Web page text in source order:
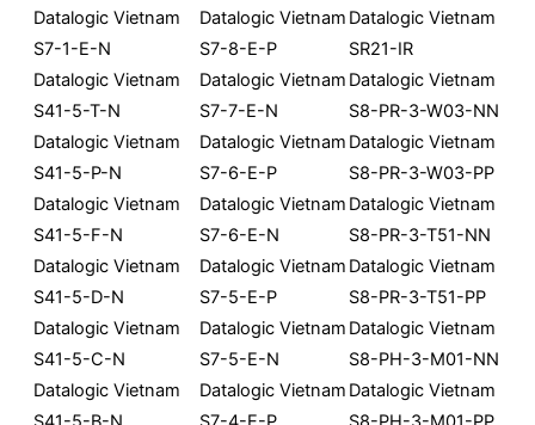
Datalogic Vietnam
S7-1-E-N
Datalogic Vietnam
S7-8-E-P
Datalogic Vietnam
SR21-IR
Datalogic Vietnam
S41-5-T-N
Datalogic Vietnam
S7-7-E-N
Datalogic Vietnam
S8-PR-3-W03-NN
Datalogic Vietnam
S41-5-P-N
Datalogic Vietnam
S7-6-E-P
Datalogic Vietnam
S8-PR-3-W03-PP
Datalogic Vietnam
S41-5-F-N
Datalogic Vietnam
S7-6-E-N
Datalogic Vietnam
S8-PR-3-T51-NN
Datalogic Vietnam
S41-5-D-N
Datalogic Vietnam
S7-5-E-P
Datalogic Vietnam
S8-PR-3-T51-PP
Datalogic Vietnam
S41-5-C-N
Datalogic Vietnam
S7-5-E-N
Datalogic Vietnam
S8-PH-3-M01-NN
Datalogic Vietnam
Datalogic Vietnam Datalogic Vietnam